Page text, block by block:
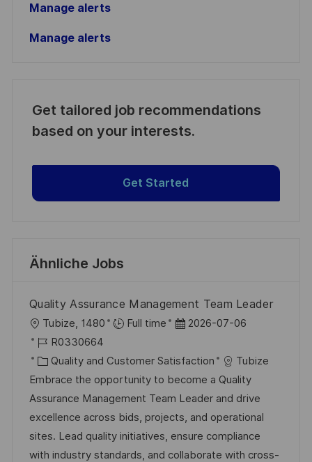
Manage alerts
Manage alerts
Get tailored job recommendations
based on your interests.
Get Started
Ähnliche Jobs
Quality Assurance Management Team Leader
O
r
t
Tubize, 1480 Full time
D
t
u
m
d
e
r
2026-07-06
J
o
b
-
I
D
R0330664
K
a
t
e
g
o
Quality and Customer Satisfaction
Tubize
Embrace the opportunity to become a Quality
Assurance Management Team Leader and drive
excellence across bids, projects, and operational
sites. Lead quality initiatives, ensure compliance
with industry standards, and collaborate with cross-